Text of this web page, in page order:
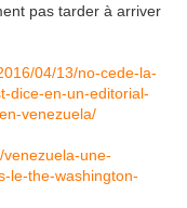
pas tarder à arriver
04/13/no-cede-la-
dice-en-un-editorial-
venezuela/
une-
le-the-washington-